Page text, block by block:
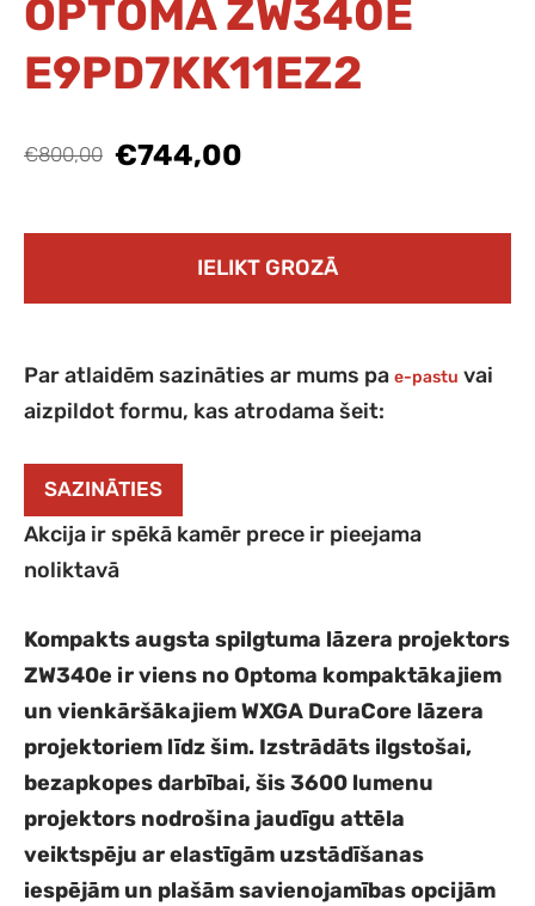
OPTOMA ZW340E
E9PD7KK11EZ2
€800,00 €744,00
IELIKT GROZĀ
Par atlaidēm sazināties ar mums pa e-pastu vai
aizpildot formu, kas atrodama šeit:
SAZINĀTIES
Akcija ir spēkā kamēr prece ir pieejama
noliktavā
Kompakts augsta spilgtuma lāzera projektors
ZW340e ir viens no Optoma kompaktākajiem
un vienkāršākajiem WXGA DuraCore lāzera
projektoriem līdz šim. Izstrādāts ilgstošai,
bezapkopes darbībai, šis 3600 lumenu
projektors nodrošina jaudīgu attēla
veiktspēju ar elastīgām uzstādīšanas
iespējām un plašām savienojamības opcijām